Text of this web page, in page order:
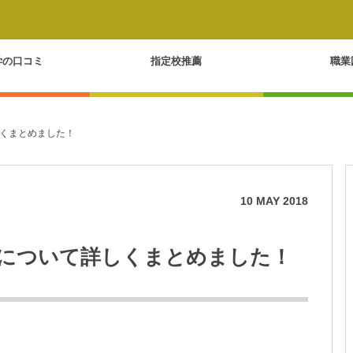
口コミ 指定校推薦 職業
まとめました！
10 MAY 2018
ついて詳しくまとめました！